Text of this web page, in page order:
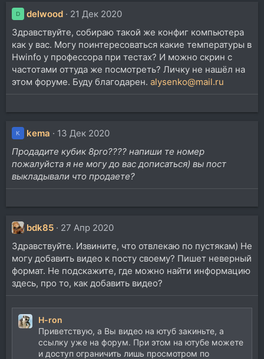
D delwood
21 Дек 2020
Здравствуйте, собираю такой же конфиг компьютера
как у вас. Могу поинтересоваться какие температуры в
Hwinfo у профессора при тестах? И можно скрин с
частотами оттуда же посмотреть? Личку не нашёл на
этом форуме. Буду благодарен. alysenko@mail.ru
K kema
13 Дек 2020
Продадите кубик 8pro???? напиши те номер
пожалуйста я не могу до вас дописаться) вы пост
выкладывали что продаете?
bdk85
27 Апр 2020
Здравствуйте. Извините, что отвлекаю по пустякам) Не
могу добавить видео к посту своему? Пишет неверный
формат. Не подскажите, где можно найти информацию
здесь, про то, как добавить видео?
H-ron
Приветствую, а Вы видео на ютуб закиньте, а
ссылку уже на форум. При этом на ютубе можете
и доступ ограничить лишь просмотром по